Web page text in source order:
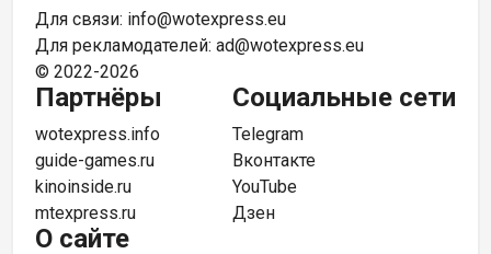
Для связи: info@wotexpress.eu
Для рекламодателей: ad@wotexpress.eu
© 2022-2026
Партнёры
wotexpress.info
guide-games.ru
kinoinside.ru
mtexpress.ru
Социальные сети
Telegram
Вконтакте
YouTube
Дзен
О сайте